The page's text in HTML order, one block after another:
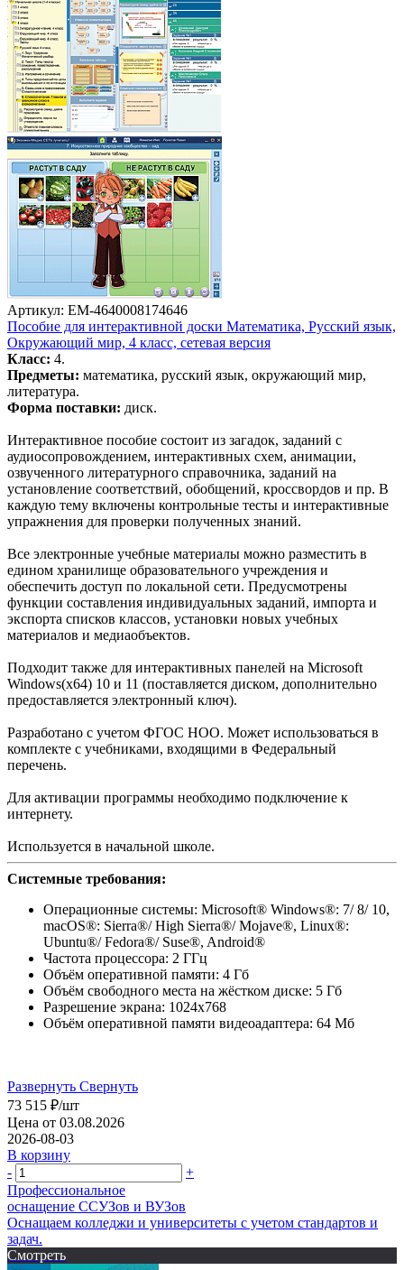
Артикул: EM-4640008174646
Пособие для интерактивной доски Математика, Русский язык,
Окружающий мир, 4 класс, сетевая версия
Класс: 4.
Предметы: математика, русский язык, окружающий мир,
литература.
Форма поставки: диск.
Интерактивное пособие состоит из загадок, заданий с
аудиосопровождением, интерактивных схем, анимации,
озвученного литературного справочника, заданий на
установление соответствий, обобщений, кроссвордов и пр. В
каждую тему включены контрольные тесты и интерактивные
упражнения для проверки полученных знаний.
Все электронные учебные материалы можно разместить в
едином хранилище образовательного учреждения и
обеспечить доступ по локальной сети. Предусмотрены
функции составления индивидуальных заданий, импорта и
экспорта списков классов, установки новых учебных
материалов и медиаобъектов.
Подходит также для интерактивных панелей на Microsoft
Windows(x64) 10 и 11 (поставляется диском, дополнительно
предоставляется электронный ключ).
Разработано с учетом ФГОС НОО. Может использоваться в
комплекте с учебниками, входящими в Федеральный
перечень.
Для активации программы необходимо подключение к
интернету.
Используется в начальной школе.
Системные требования:
Операционные системы: Microsoft® Windows®: 7/ 8/ 10,
macOS®: Sierra®/ High Sierra®/ Mojave®, Linux®:
Ubuntu®/ Fedora®/ Suse®, Android®
Частота процессора: 2 ГГц
Объём оперативной памяти: 4 Гб
Объём свободного места на жёстком диске: 5 Гб
Разрешение экрана: 1024х768
Объём оперативной памяти видеоадаптера: 64 Мб
Развернуть Свернуть
73 515 ₽/шт
Цена от 03.08.2026
2026-08-03
В корзину
-
+
Профессиональное
оснащение CСУЗов и ВУЗов
Оснащаем колледжи и университеты с учетом стандартов и
задач.
Смотреть